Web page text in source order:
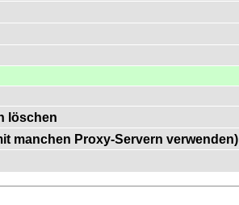
löschen
manchen Proxy-Servern verwenden)